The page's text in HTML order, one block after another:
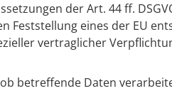
der Art. 44 ff.
eines der EU
vertraglicher
betreffende Daten